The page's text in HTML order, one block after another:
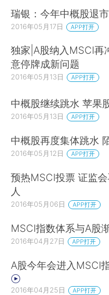
瑞银：今年中概股退
2016年05月17日 APP打开
独家|A股纳入MSCI再
意停牌成新问题
2016年05月13日 APP打开
中概股继续跳水 苹果
2016年05月13日 APP打开
中概股再度集体跳水
2016年05月12日 APP打开
预热MSCI投票 证监
人
2016年05月06日 APP打开
MSCI指数体系与A股
2016年04月27日 APP打开
A股今年会进入MSCI
2016年04月25日 APP打开